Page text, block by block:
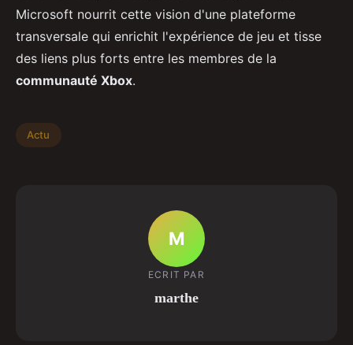
Microsoft nourrit cette vision d'une plateforme
transversale qui enrichit l'expérience de jeu et tisse
des liens plus forts entre les membres de la
communauté Xbox.
Actu
M
ECRIT PAR
marthe